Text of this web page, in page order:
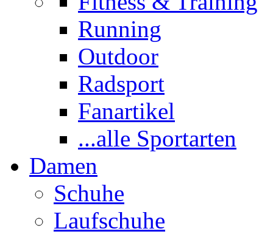
Running
Outdoor
Radsport
Fanartikel
...alle Sportarten
Damen
Schuhe
Laufschuhe